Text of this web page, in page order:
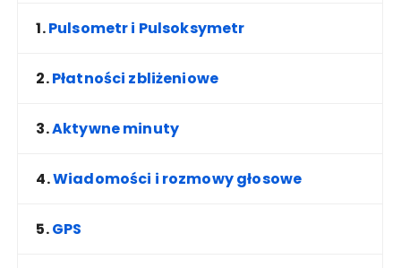
1.Pulsometr i Pulsoksymetr
2.Płatności zbliżeniowe
3.Aktywne minuty
4.Wiadomości i rozmowy głosowe
5.GPS